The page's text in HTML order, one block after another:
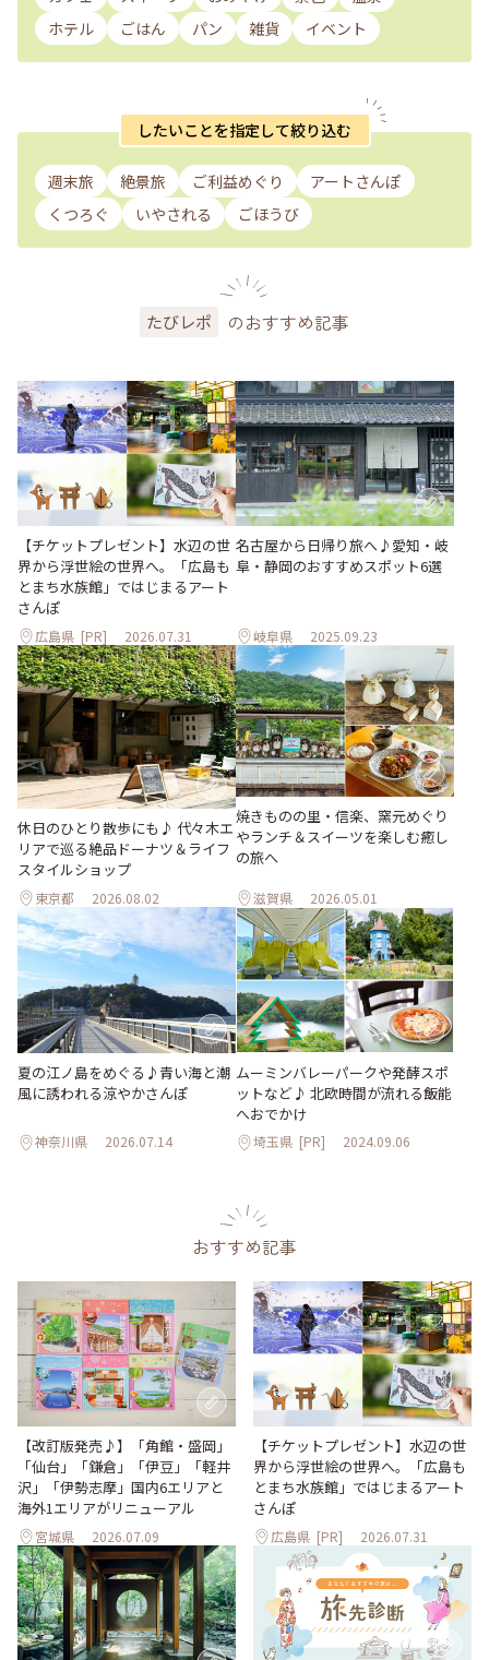
ホテル
ごはん パン 雑貨 イベント
したいことを指定して絞り込む
週末旅 絶景旅 ご利益めぐり
アートさんぽ
くつろぐ
いやされる ごほうび
たびレポ のおすすめ記事
【チケットプレゼント】水辺の世
界から浮世絵の世界へ。「広島も
とまち水族館」ではじまるアート
さんぽ
広島県 [PR] 2026.07.31
名古屋から日帰り旅へ♪愛知・岐
阜・静岡のおすすめスポット6選
岐阜県 2025.09.23
休日のひとり散歩にも♪ 代々木エ
リアで巡る絶品ドーナツ＆ライフ
スタイルショップ
東京都 2026.08.02
焼きものの里・信楽、窯元めぐり
やランチ＆スイーツを楽しむ癒し
の旅へ
滋賀県 2026.05.01
夏の江ノ島をめぐる♪青い海と潮
風に誘われる涼やかさんぽ
神奈川県 2026.07.14
ムーミンバレーパークや発酵スポ
ットなど♪ 北欧時間が流れる飯能
へおでかけ
埼玉県 [PR] 2024.09.06
おすすめ記事
【改訂版発売♪】「角館・盛岡」
「仙台」「鎌倉」「伊豆」「軽井
沢」「伊勢志摩」国内6エリアと
海外1エリアがリニューアル
宮城県 2026.07.09
【チケットプレゼント】水辺の世
界から浮世絵の世界へ。「広島も
とまち水族館」ではじまるアート
さんぽ
広島県 [PR] 2026.07.31